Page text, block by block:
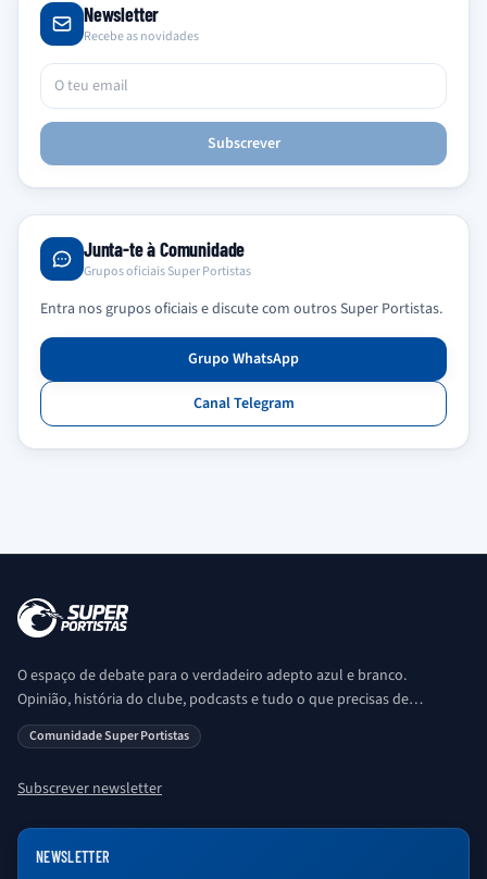
Newsletter
Recebe as novidades
Subscrever
Junta-te à Comunidade
Grupos oficiais Super Portistas
Entra nos grupos oficiais e discute com outros Super Portistas.
Grupo WhatsApp
Canal Telegram
O espaço de debate para o verdadeiro adepto azul e branco.
Opinião, história do clube, podcasts e tudo o que precisas de
saber sobre o universo Porto. Ser Porto é aqui!
Comunidade Super Portistas
Subscrever newsletter
NEWSLETTER